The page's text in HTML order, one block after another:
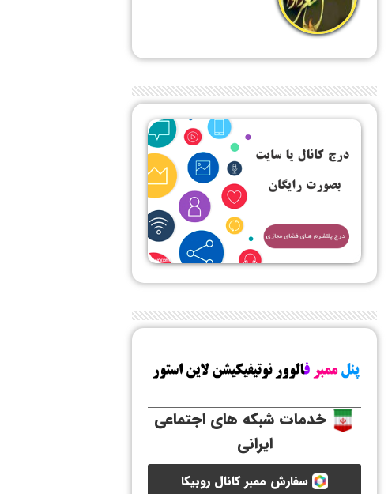
خدمات شبکه های اجتماعی
ایرانی
سفارش ممبر کانال روبیکا